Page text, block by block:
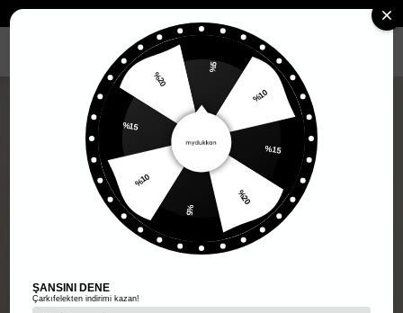
Kadın Aksesuar
%5
%10
%15
%20
%5
%10
%15
%20
ŞANSINI DENE
Çarkıfelekten indirimi kazan!